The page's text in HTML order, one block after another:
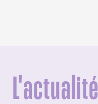
L'actualité